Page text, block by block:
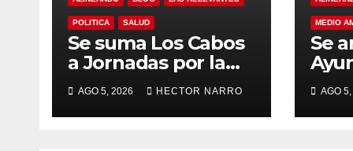
POLITICA SALUD
Se suma Los Cabos
a Jornadas por la
Paz con
capacitación en
primeros auxilios
AGO 5, 2026 HECTOR NARRO
MEDIO
Se
Los
AGO